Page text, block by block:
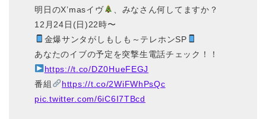
明日のX’masイヴ
、みなさん何してますか？
12月24日(日)22時〜
金爆サンタがしもしも～テレホンSP
あなたのイブの予定を突撃生電話チェック！！
https://t.co/DZ0HueFEGJ
番組
https://t.co/2WiFWhPsQc
pic.twitter.com/6iC6I7TBcd